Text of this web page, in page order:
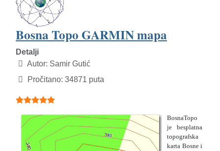
Bosna Topo GARMIN mapa
Detalji
Autor: Samir Gutić
Pročitano: 34871 puta
Ocjene članaka:
BosnaTopo
je besplatna
topografska
karta Bosne i